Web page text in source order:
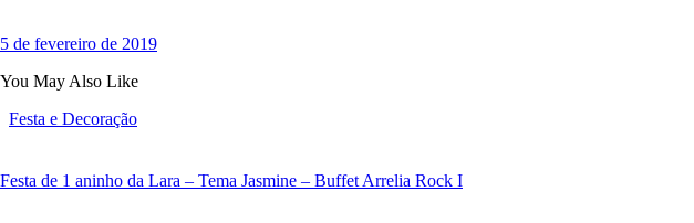
5 de fevereiro de 2019
You May Also Like
Festa e Decoração
Festa de 1 aninho da Lara – Tema Jasmine – Buffet Arrelia Rock I